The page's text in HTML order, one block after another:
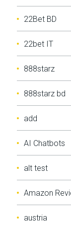
22Bet BD
22bet IT
888starz
888starz bd
add
AI Chatbots
alt test
Amazon
austria